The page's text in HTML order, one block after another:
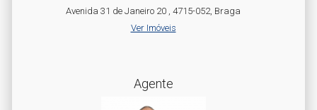
Avenida 31 de Janeiro 20 , 4715-052, Braga
Ver Imóveis
Agente